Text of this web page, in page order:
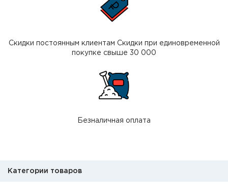
Скидки постоянным клиентам Скидки при единовременной
покупке свыше 30 000
Безналичная оплата
Категории товаров